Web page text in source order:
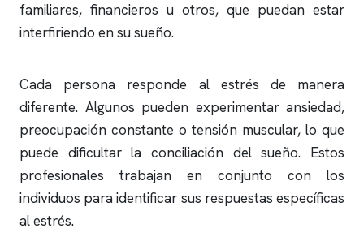
familiares, financieros u otros, que puedan estar
interfiriendo en su sueño.
Cada persona responde al estrés de manera
diferente. Algunos pueden experimentar ansiedad,
preocupación constante o tensión muscular, lo que
puede dificultar la conciliación del sueño. Estos
profesionales trabajan en conjunto con los
individuos para identificar sus respuestas específicas
al estrés.